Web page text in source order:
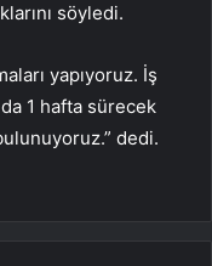
söyledi.
yapıyoruz. İş
1 hafta sürecek
dedi.